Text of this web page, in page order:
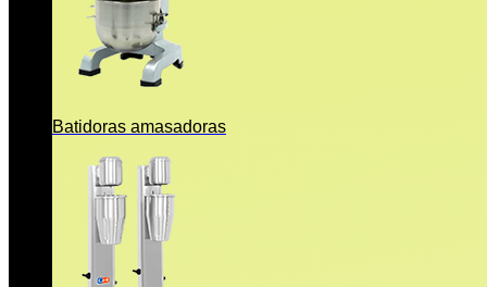
Batidoras amasadoras